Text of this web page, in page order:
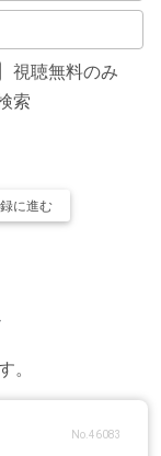
視聴無料のみ
索
に進む
。
No.46083